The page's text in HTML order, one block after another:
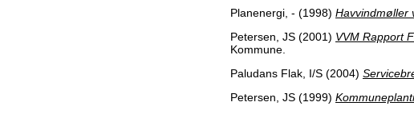
Planenergi, - (1998) Havvindmøller
Petersen, JS (2001) VVM Rapport
Kommune.
Paludans Flak, I/S (2004)
Petersen, JS (1999)